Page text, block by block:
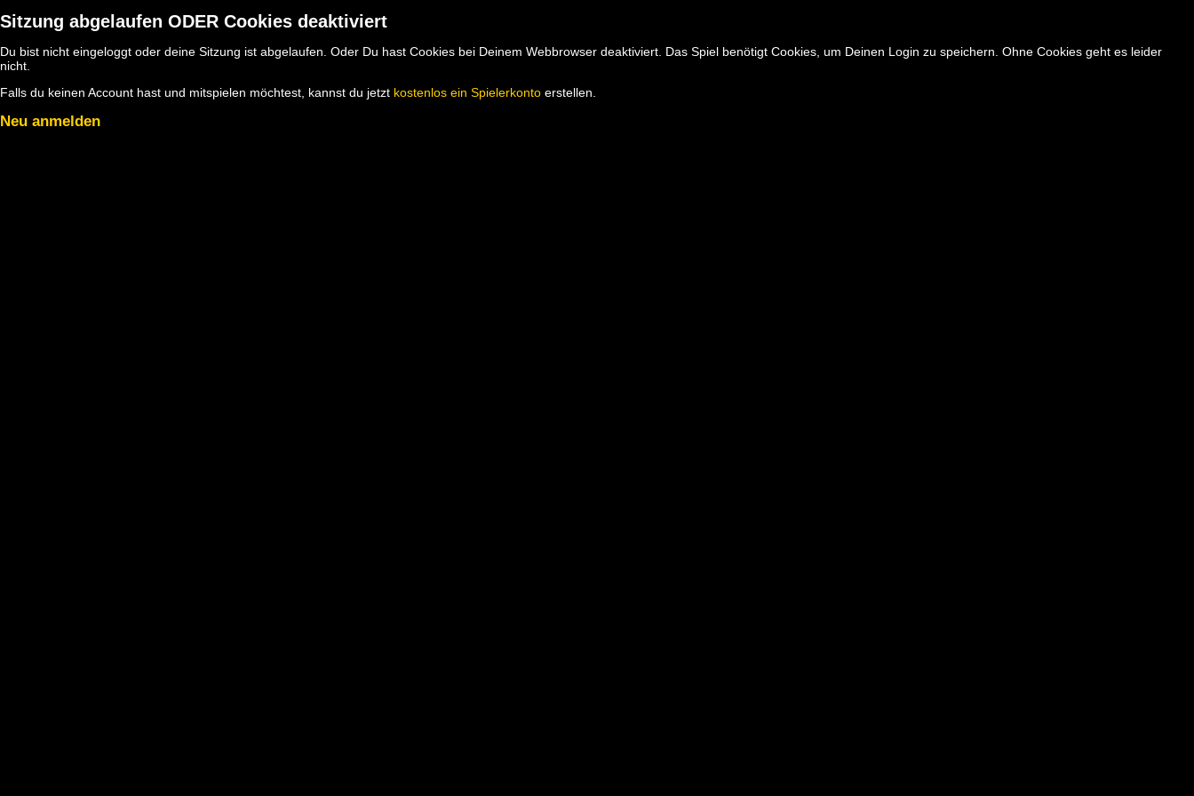
Sitzung abgelaufen ODER Cookies deaktiviert
Du bist nicht eingeloggt oder deine Sitzung ist abgelaufen. Oder Du hast Cookies bei Deinem Webbrowser deaktiviert. Das Spiel benötigt Cookies, um Deinen Login zu speichern. Ohne Cookies geht es leider
nicht.
Falls du keinen Account hast und mitspielen möchtest, kannst du jetzt kostenlos ein Spielerkonto erstellen.
Neu anmelden